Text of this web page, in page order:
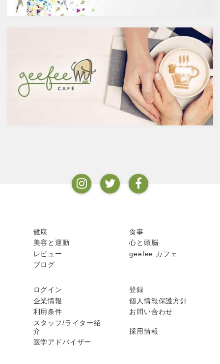
は、この発酵された醸造酒をさ
らに蒸留して作られたものでス
で、蒸留酒は一般的には40度～
50度、最大で90度台のアルコー
ルとなります。以下が主なお酒
の醸造酒と蒸留酒の分類です。
免疫力を向上させる亜鉛の吸収
を助けるケルセチン
免疫力を保つことは、コロナウ
イルスの対策に限らず風邪やイ
ンフルエンザなど、さまざまな
疾患に対して人の体に有益な効
果を与えます。その免疫システ
ムを維持するのに重要な働きを
するのが亜鉛。
健康
食事
美容と運動
心と頭脳
レビュー
geefee カフェ
ブログ
ログイン
登録
企業情報
個人情報保護方針
利用条件
お問い合わせ
スタッフ/ライター紹
介
採用情報
医学アドバイザー